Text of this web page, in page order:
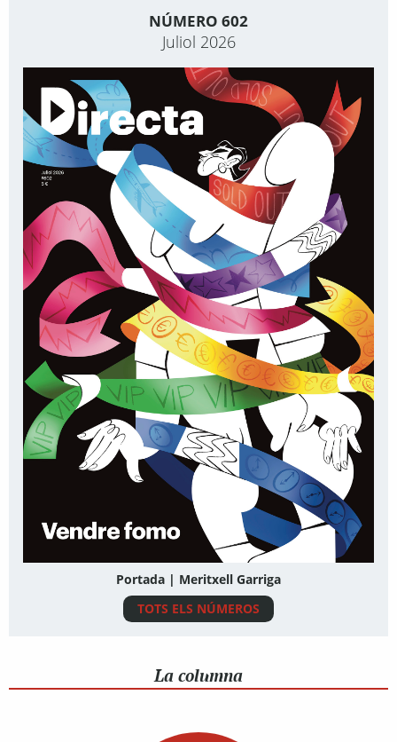
NÚMERO 602
Juliol 2026
Portada | Meritxell Garriga
TOTS ELS NÚMEROS
La columna